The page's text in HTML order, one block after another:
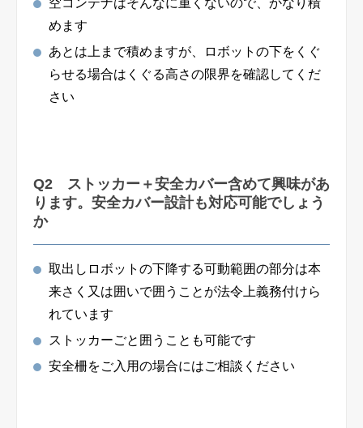
めます
あとは上まで積めますが、ロボットの下をくぐ
らせる場合はくぐる高さの限界を確認してくだ
さい
Q2 ストッカー＋安全カバー含めて興味があ
ります。安全カバー設計も対応可能でしょう
か
取出しロボットの下降する可動範囲の部分は本
来さく又は囲いで囲うことが法令上義務付けら
れています
ストッカーごと囲うことも可能です
安全柵をご入用の場合にはご相談ください